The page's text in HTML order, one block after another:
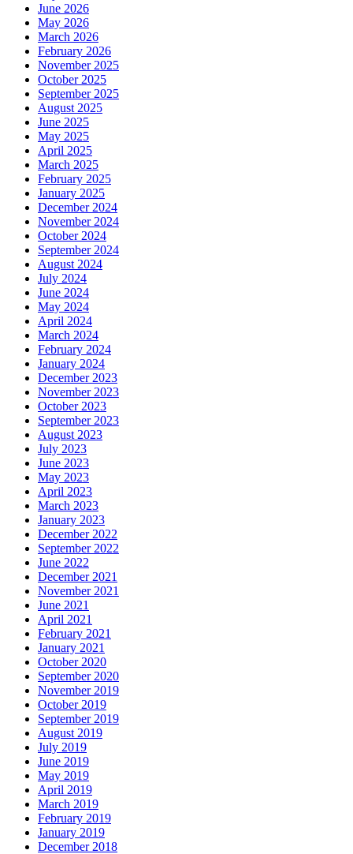
June 2026
May 2026
March 2026
February 2026
November 2025
October 2025
September 2025
August 2025
June 2025
May 2025
April 2025
March 2025
February 2025
January 2025
December 2024
November 2024
October 2024
September 2024
August 2024
July 2024
June 2024
May 2024
April 2024
March 2024
February 2024
January 2024
December 2023
November 2023
October 2023
September 2023
August 2023
July 2023
June 2023
May 2023
April 2023
March 2023
January 2023
December 2022
September 2022
June 2022
December 2021
November 2021
June 2021
April 2021
February 2021
January 2021
October 2020
September 2020
November 2019
October 2019
September 2019
August 2019
July 2019
June 2019
May 2019
April 2019
March 2019
February 2019
January 2019
December 2018